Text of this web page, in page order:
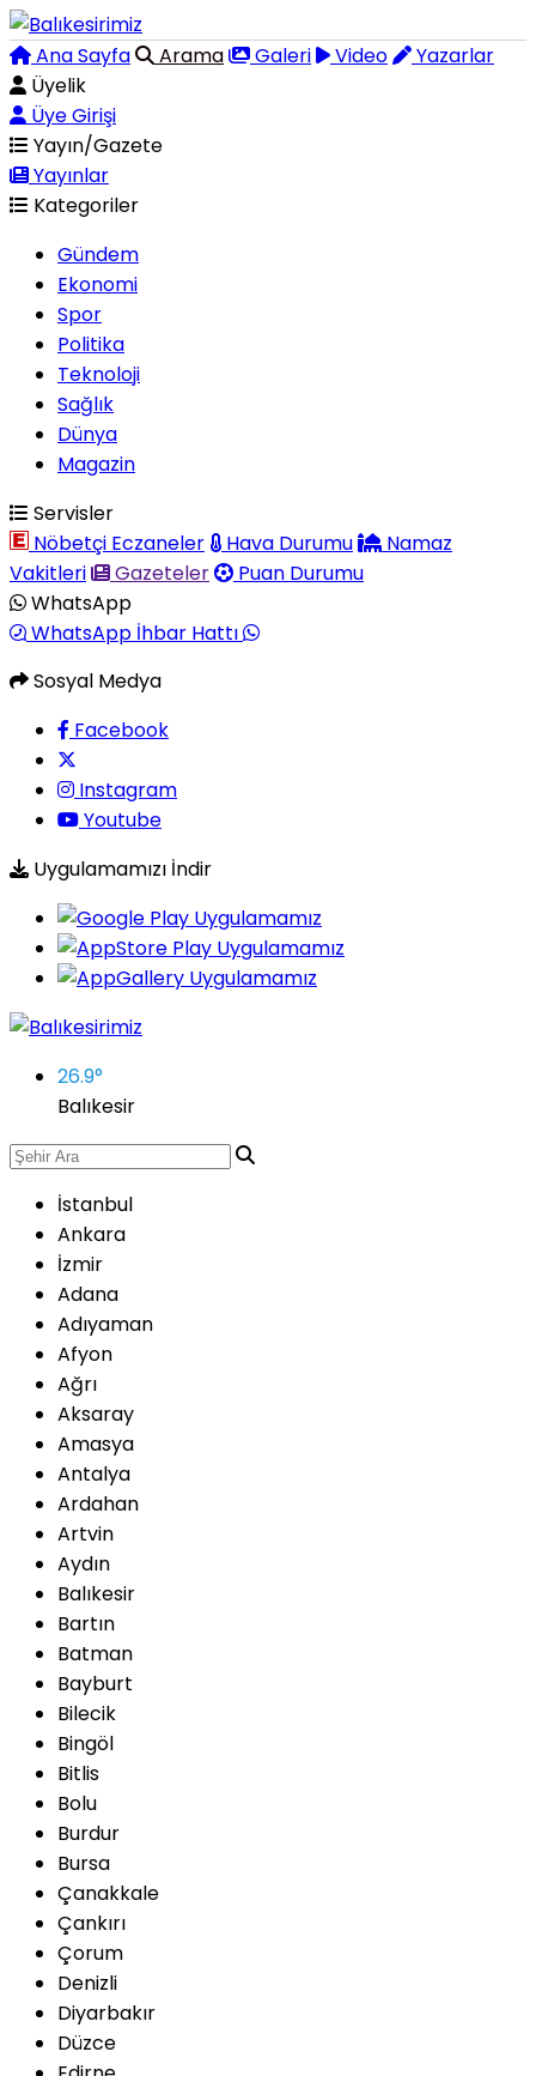
Ana Sayfa Arama Galeri Video
Yazarlar
Üyelik
Üye Girişi
Yayın/Gazete
Yayınlar
Kategoriler
Gündem
Ekonomi
Spor
Politika
Teknoloji
Sağlık
Dünya
Magazin
Servisler
Nöbetçi Eczaneler
Hava Durumu
Namaz
Vakitleri
Gazeteler
Puan Durumu
WhatsApp
WhatsApp İhbar Hattı
Sosyal Medya
Facebook
Instagram
Youtube
Uygulamamızı İndir
26.9°
Balıkesir
İstanbul
Ankara
İzmir
Adana
Adıyaman
Afyon
Ağrı
Aksaray
Amasya
Antalya
Ardahan
Artvin
Aydın
Balıkesir
Bartın
Batman
Bayburt
Bilecik
Bingöl
Bitlis
Bolu
Burdur
Bursa
Çanakkale
Çankırı
Çorum
Denizli
Diyarbakır
Düzce